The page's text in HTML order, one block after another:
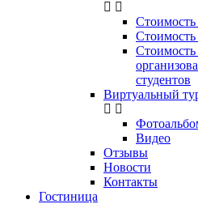
Стоимость
Стоимость
Стоимость
студентов
Виртуальный
Видео
Отзывы
Новости
Контакты
Гостиница